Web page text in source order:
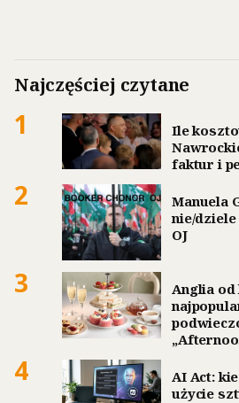
Najczęściej czytane
1
Ile
faktur i
2
Manuela
nie/dziele
OJ
3
Anglia od
4
AI Act:
użycie